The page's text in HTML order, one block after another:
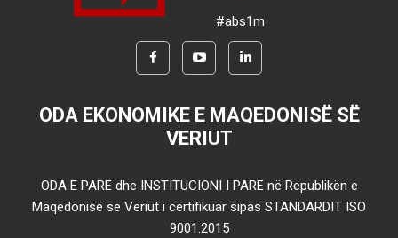
#abs1m
ODA EKONOMIKE E MAQEDONISË SË
VERIUT
ODA E PARË dhe INSTITUCIONI I PARË në Republikën e
Maqedonisë së Veriut i certifikuar sipas STANDARDIT ISO
9001:2015